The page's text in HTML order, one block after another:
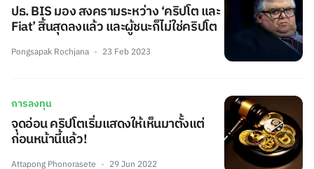
ปธ. BIS มอง สงครามระหว่าง ‘คริปโต และ
Fiat’ สิ้นสุดลงแล้ว และผู้ชนะก็ไม่ใช่คริปโต
Pongsapak Rochjana 23 Feb 2023
การลงทุน
จุดอ่อน คริปโตเริ่มแสดงให้เห็นมาตั้งแต่
ก่อนหน้านี้แล้ว!
Attapong Phonorasete 29 Jun 2022